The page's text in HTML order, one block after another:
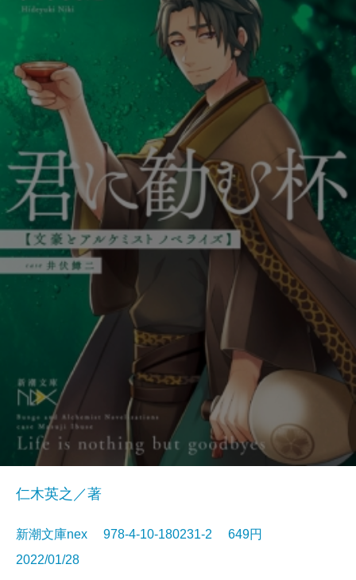
仁木英之／著
新潮文庫nex 978-4-10-180231-2 649円
2022/01/28